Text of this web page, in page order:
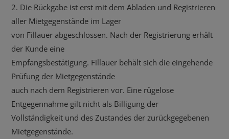
2. Die Rückgabe ist erst mit dem Abladen und Registrieren
aller Mietgegenstände im Lager
von Fillauer abgeschlossen. Nach der Registrierung erhält
der Kunde eine
Empfangsbestätigung. Fillauer behält sich die eingehende
Prüfung der Mietgegenstände
auch nach dem Registrieren vor. Eine rügelose
Entgegennahme gilt nicht als Billigung der
Vollständigkeit und des Zustandes der zurückgegebenen
Mietgegenstände.